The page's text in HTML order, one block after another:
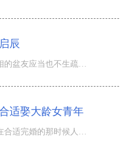
辰
适娶大龄女青年